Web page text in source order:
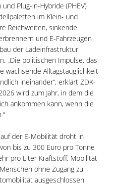
Plug-in-Hybride (PHEV)
im Klein- und
Reichweiten, sinkende
und E-Fahrzeugen
der Ladeinfrastruktur
„Die politischen Impulse, das
wachsende Alltagstauglichkeit
ineinander“, erklärt ZDK-
wird zum Jahr, in dem die
ankommen kann, wenn die
der E-Mobilität droht in
bis zu 300 Euro pro Tonne
pro Liter Kraftstoff. Mobilität
ohne Zugang zu
ausgeschlossen